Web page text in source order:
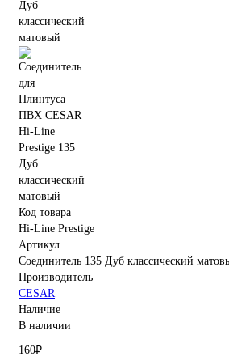
Код товара
Hi-Line Prestige
Артикул
Соединитель 135 Дуб классический
Производитель
CESAR
Наличие
В наличии
160₽